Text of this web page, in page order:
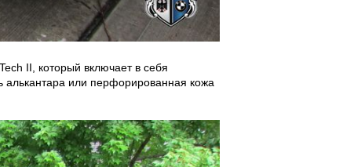
II, который включает в себя
или перфорированная кожа